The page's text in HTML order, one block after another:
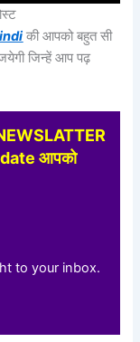
की आपको बहुत सी
जिन्हें आप पढ़
आपको
to your inbox.